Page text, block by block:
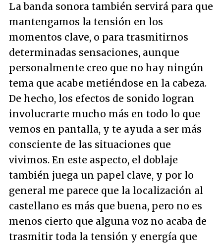
La banda sonora también servirá para que
mantengamos la tensión en los
momentos clave, o para trasmitirnos
determinadas sensaciones, aunque
personalmente creo que no hay ningún
tema que acabe metiéndose en la cabeza.
De hecho, los efectos de sonido logran
involucrarte mucho más en todo lo que
vemos en pantalla, y te ayuda a ser más
consciente de las situaciones que
vivimos. En este aspecto, el doblaje
también juega un papel clave, y por lo
general me parece que la localización al
castellano es más que buena, pero no es
menos cierto que alguna voz no acaba de
trasmitir toda la tensión y energía que